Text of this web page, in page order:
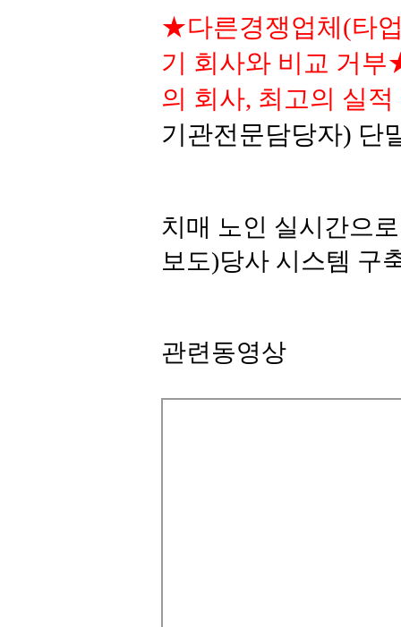
★다른경쟁업체(타
기 회사와 비교 거
의 회사, 최고의 실적
기관전문담당자) 단
치매 노인 실시간으
보도)당사 시스템 구
관련동영상